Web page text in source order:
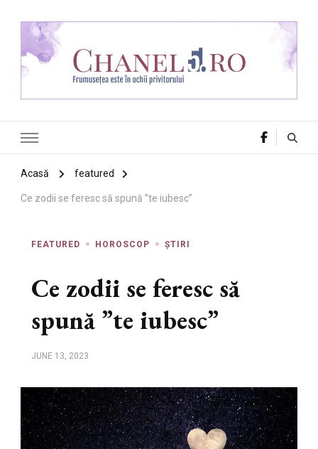
Acasă featured
Ce zodii se feresc să spună ”te iubesc”
FEATURED HOROSCOP ȘTIRI
Ce zodii se feresc să
spună ”te iubesc”
JUNE 13, 2023